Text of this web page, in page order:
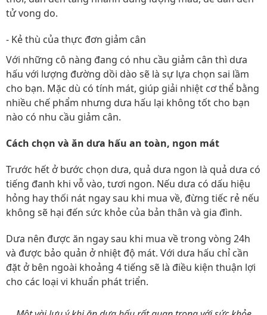
tử vong do.
- Kẻ thù của thực đơn giảm cân
Với những cô nàng đang có nhu cầu giảm cân thì dưa
hấu với lượng đường dồi dào sẽ là sự lựa chọn sai lầm
cho bạn. Mặc dù có tính mát, giúp giải nhiệt cơ thể bằng
nhiều chế phẩm nhưng dưa hấu lại không tốt cho bạn
nào có nhu cầu giảm cân.
Cách chọn và ăn dưa hấu an toàn, ngon mát
Trước hết ở bước chọn dưa, quả dưa ngon là quả dưa có
tiếng đanh khi vỗ vào, tươi ngon. Nếu dưa có dấu hiệu
hỏng hay thối nát ngay sau khi mua về, đừng tiếc rẻ nếu
không sẽ hại đến sức khỏe của bản thân và gia đình.
Dưa nên được ăn ngay sau khi mua về trong vòng 24h
và được bảo quản ở nhiệt độ mát. Với dưa hấu chỉ cần
đặt ở bên ngoài khoảng 4 tiếng sẽ là điều kiện thuận lợi
cho các loại vi khuẩn phát triển.